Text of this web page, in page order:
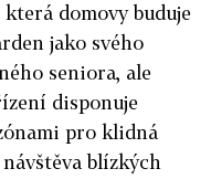
domovy buduje
jako svého
seniora, ale
disponuje
pro klidná
blízkých